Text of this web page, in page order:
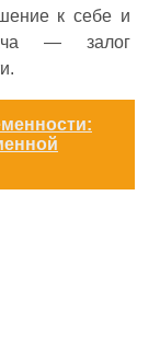
к себе и
— залог